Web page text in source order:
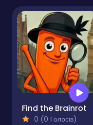
Find the Brainrot
0 (0 Голосів)